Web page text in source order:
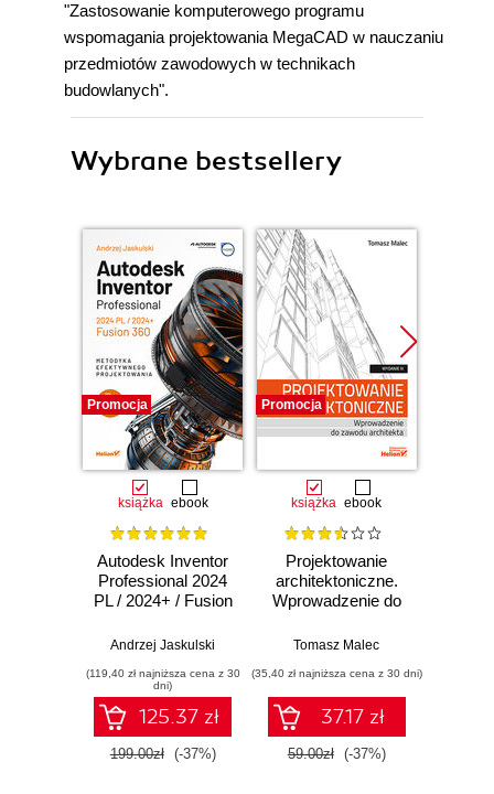
"Zastosowanie komputerowego programu
wspomagania projektowania MegaCAD w nauczaniu
przedmiotów zawodowych w technikach
budowlanych".
Wybrane bestsellery
Promocja
książka ebook
Autodesk Inventor
Professional 2024
PL / 2024+ / Fusion
efektywnego
Andrzej Jaskulski
(119,40 zł najniższa cena z 30
dni)
125.37 zł
199.00zł (-37%)
Promocja
książka ebook
Projektowanie
architektoniczne.
Wprowadzenie do
Wydanie III
Tomasz Malec
(35,40 zł najniższa cena z 30 dni)
37.17 zł
59.00zł (-37%)